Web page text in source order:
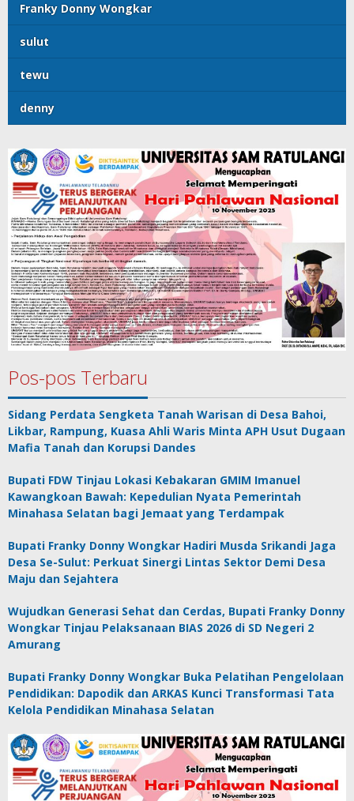
Franky Donny Wongkar
sulut
tewu
denny
Pos-pos Terbaru
Sidang Perdata Sengketa Tanah Warisan di Desa Bahoi,
Likbar, Rampung, Kuasa Ahli Waris Minta APH Usut Dugaan
Mafia Tanah dan Korupsi Dandes
Bupati FDW Tinjau Lokasi Kebakaran GMIM Imanuel
Kawangkoan Bawah: Kepedulian Nyata Pemerintah
Minahasa Selatan bagi Jemaat yang Terdampak
Bupati Franky Donny Wongkar Hadiri Musda Srikandi Jaga
Desa Se-Sulut: Perkuat Sinergi Lintas Sektor Demi Desa
Maju dan Sejahtera
Wujudkan Generasi Sehat dan Cerdas, Bupati Franky Donny
Wongkar Tinjau Pelaksanaan BIAS 2026 di SD Negeri 2
Amurang
Bupati Franky Donny Wongkar Buka Pelatihan Pengelolaan
Pendidikan: Dapodik dan ARKAS Kunci Transformasi Tata
Kelola Pendidikan Minahasa Selatan